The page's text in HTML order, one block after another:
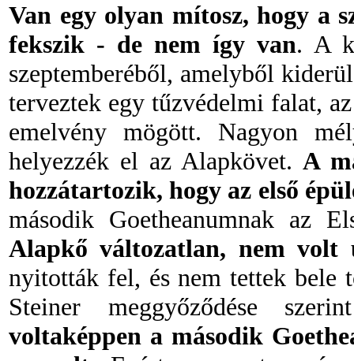
Van egy olyan mítosz, hogy a
fekszik - de nem így van. A
szeptemberéből, amelyből
terveztek egy tűzvédelmi falat,
emelvény mögött. Nagyon
helyezzék el az Alapkövet.A
hozzátartozik, hogy az első
második Goetheanumnak az
Alapkő változatlan, nem volt
nyitották fel, és nem tettek bele
Steiner meggyőződése
voltaképpen a második